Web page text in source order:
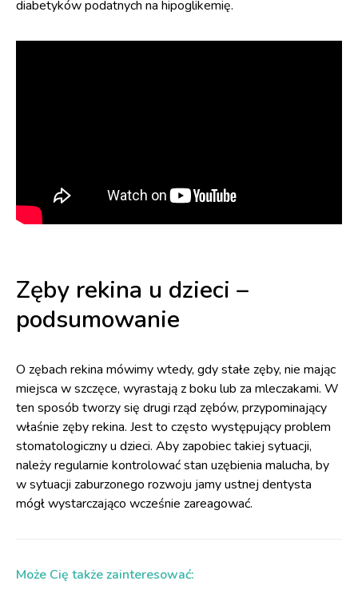
diabetyków podatnych na hipoglikemię.
Zęby rekina u dzieci –
podsumowanie
O zębach rekina mówimy wtedy, gdy stałe zęby, nie mając
miejsca w szczęce, wyrastają z boku lub za mleczakami. W
ten sposób tworzy się drugi rząd zębów, przypominający
właśnie zęby rekina. Jest to często występujący problem
stomatologiczny u dzieci. Aby zapobiec takiej sytuacji,
należy regularnie kontrolować stan uzębienia malucha, by
w sytuacji zaburzonego rozwoju jamy ustnej dentysta
mógł wystarczająco wcześnie zareagować.
Może Cię także zainteresować: